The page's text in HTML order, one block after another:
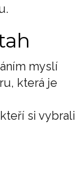
myslí
která je
si vybrali